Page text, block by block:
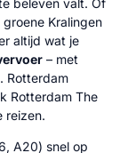
beleven valt. Of
Kralingen
altijd wat je
– met
Rotterdam
Rotterdam The
reizen.
A20) snel op